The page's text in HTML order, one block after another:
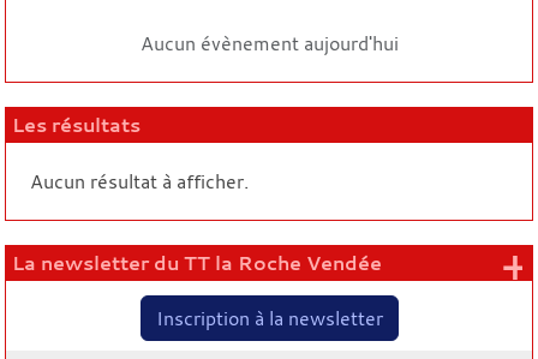
Aucun évènement aujourd'hui
Les résultats
Aucun résultat à afficher.
La newsletter du TT la Roche Vendée
Inscription à la newsletter